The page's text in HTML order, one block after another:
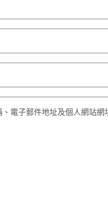
電子郵件地址及個人網站網